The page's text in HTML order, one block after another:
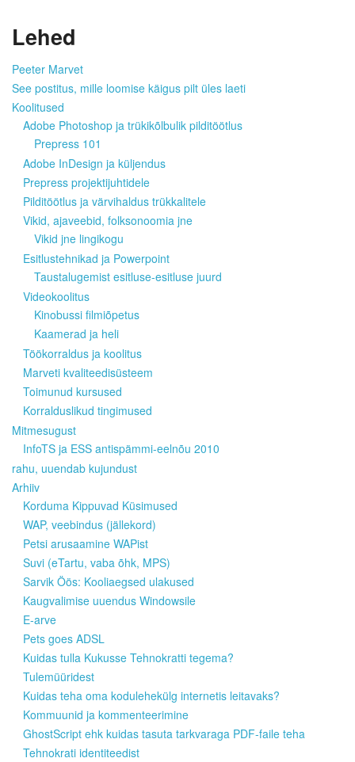
Lehed
Peeter Marvet
See postitus, mille loomise käigus pilt üles laeti
Koolitused
Adobe Photoshop ja trükikõlbulik pilditöötlus
Prepress 101
Adobe InDesign ja küljendus
Prepress projektijuhtidele
Pilditöötlus ja värvihaldus trükkalitele
Vikid, ajaveebid, folksonoomia jne
Vikid jne lingikogu
Esitlustehnikad ja Powerpoint
Taustalugemist esitluse-esitluse juurd
Videokoolitus
Kinobussi filmiõpetus
Kaamerad ja heli
Töökorraldus ja koolitus
Marveti kvaliteedisüsteem
Toimunud kursused
Korralduslikud tingimused
Mitmesugust
InfoTS ja ESS antispämmi-eelnõu 2010
rahu, uuendab kujundust
Arhiiv
Korduma Kippuvad Küsimused
WAP, veebindus (jällekord)
Petsi arusaamine WAPist
Suvi (eTartu, vaba õhk, MPS)
Sarvik Öös: Kooliaegsed ulakused
Kaugvalimise uuendus Windowsile
E-arve
Pets goes ADSL
Kuidas tulla Kukusse Tehnokratti tegema?
Tulemüüridest
Kuidas teha oma kodulehekülg internetis leitavaks?
Kommuunid ja kommenteerimine
GhostScript ehk kuidas tasuta tarkvaraga PDF-faile teha
Tehnokrati identiteedist